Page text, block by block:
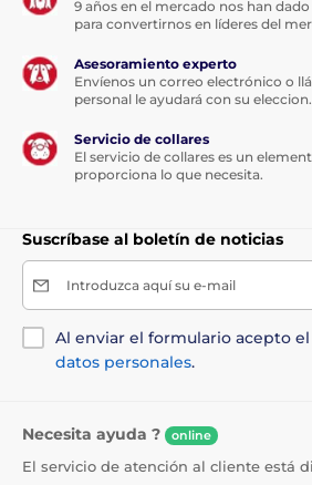
Número de perros
Con la compra de
el adiestramiento
3 perros con un solo
Longitud del collar
La longitud del collarí
desde 12,7 cm hasta un
9 años en el mercado nos han
para convertirnos en líderes del
Asesoramiento experto
Envíenos un correo electrónico o
personal le ayudará con su eleccion.
Servicio de collares
El servicio de collares es un
proporciona lo que necesita.
Suscríbase al boletín de noticias
Introduzca aquí su e-mail
Al enviar el formulario acepto el
datos personales.
Necesita ayuda ? online
El servicio de atención al cliente está